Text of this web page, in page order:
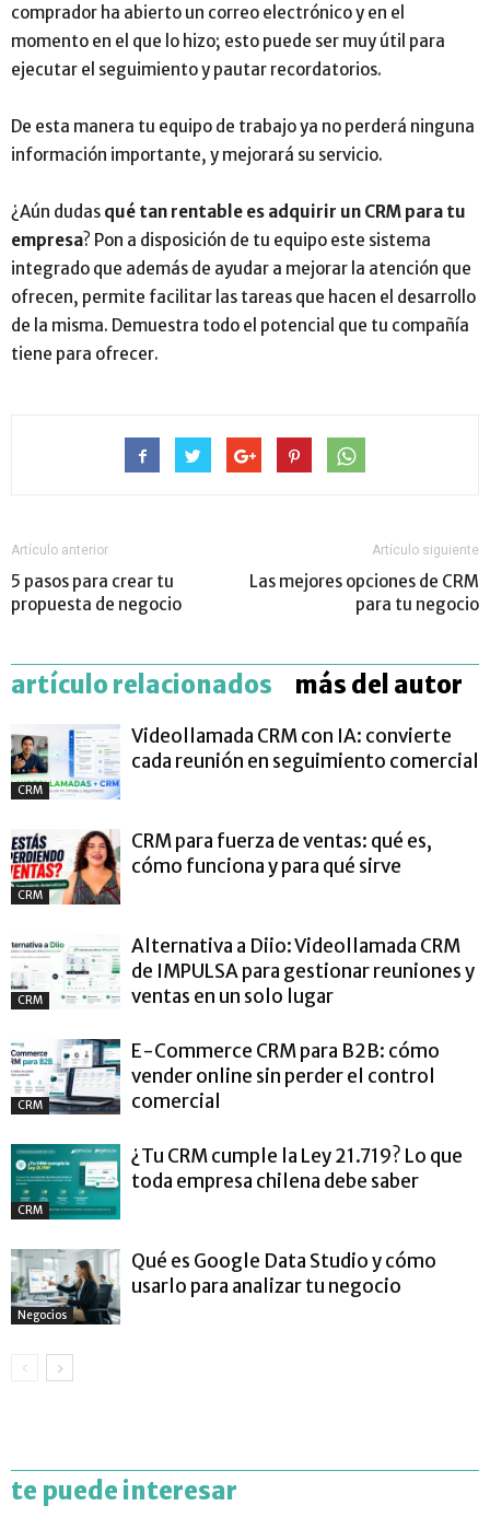
comprador ha abierto un correo electrónico y en el
momento en el que lo hizo; esto puede ser muy útil para
ejecutar el seguimiento y pautar recordatorios.
De esta manera tu equipo de trabajo ya no perderá ninguna
información importante, y mejorará su servicio.
¿Aún dudas qué tan rentable es adquirir un CRM para tu
empresa? Pon a disposición de tu equipo este sistema
integrado que además de ayudar a mejorar la atención que
ofrecen, permite facilitar las tareas que hacen el desarrollo
de la misma. Demuestra todo el potencial que tu compañía
tiene para ofrecer.
Artículo anterior
5 pasos para crear tu
propuesta de negocio
Artículo siguiente
Las mejores opciones de CRM
para tu negocio
artículo relacionados más del autor
CRM
Videollamada CRM con IA: convierte
cada reunión en seguimiento comercial
CRM
CRM para fuerza de ventas: qué es,
cómo funciona y para qué sirve
CRM
Alternativa a Diio: Videollamada CRM
de IMPULSA para gestionar reuniones y
ventas en un solo lugar
CRM
E-Commerce CRM para B2B: cómo
vender online sin perder el control
comercial
CRM
¿Tu CRM cumple la Ley 21.719? Lo que
toda empresa chilena debe saber
Negocios
Qué es Google Data Studio y cómo
usarlo para analizar tu negocio
te puede interesar